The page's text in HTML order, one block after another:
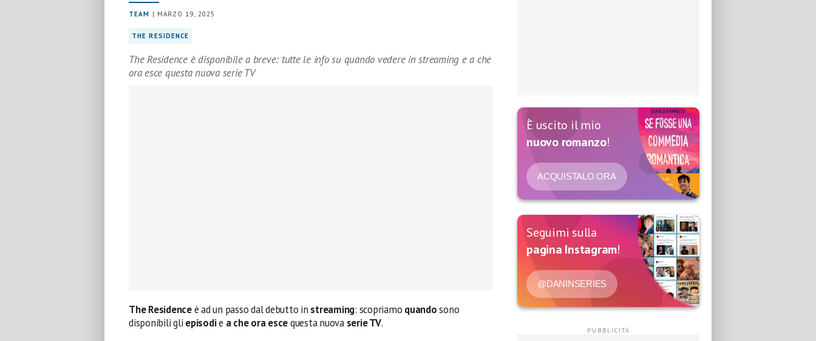
TEAM | MARZO 19, 2025
THE RESIDENCE
The Residence è disponibile a breve: tutte le info su quando vedere in streaming e a che
ora esce questa nuova serie TV
The Residenceè ad un passo dal debutto in streaming: scopriamo quandosono
disponibili gli episodie a che ora escequesta nuova serie TV.
È uscito il mio
nuovo romanzo!
ACQUISTALO ORA
Seguimi sulla
pagina Instagram!
@DANINSERIES